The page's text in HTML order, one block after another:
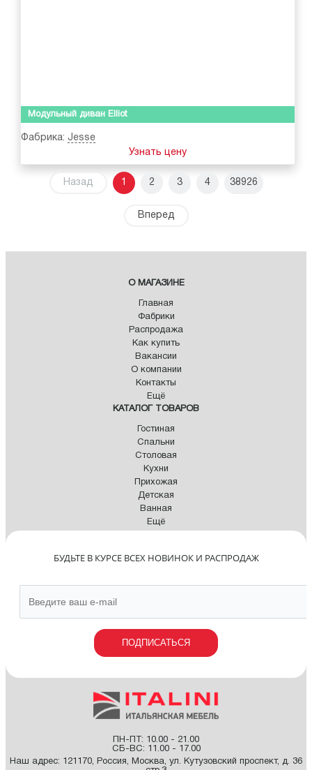
Модульный диван Elliot
Фабрика: Jesse
Узнать цену
Назад 1 2 3 4 38926
Вперед
О МАГАЗИНЕ
Главная
Фабрики
Распродажа
Как купить
Вакансии
О компании
Контакты
Ещё
КАТАЛОГ ТОВАРОВ
Гостиная
Спальни
Столовая
Кухни
Прихожая
Детская
Ванная
Ещё
БУДЬТЕ В КУРСЕ ВСЕХ НОВИНОК И РАСПРОДАЖ
ПОДПИСАТЬСЯ
ПН-ПТ: 10.00 - 21.00
СБ-ВС: 11.00 - 17.00
Наш адрес: 121170, Россия, Москва, ул. Кутузовский проспект, д. 36